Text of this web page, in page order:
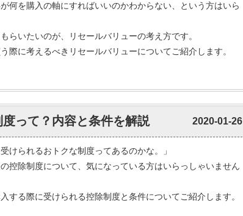
何を購入の軸にすればいいのかわからない、という方はいら
らいたいのが、リセールバリューの考え方です。
際に考えるべきリセールバリューについてご紹介します。
って？内容と条件を解説 2020-01-26
けられるおトクな制度ってあるのかな。」
控除制度について、気になっている方はいらっしゃいません
する際に受けられる控除制度と条件についてご紹介します。